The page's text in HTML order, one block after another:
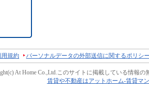
用規約 パーソナルデータの外部送信に関するポリシ
At Home Co.,Ltd.このサイトに掲載している情報の
賃貸や不動産はアットホーム-賃貸マ